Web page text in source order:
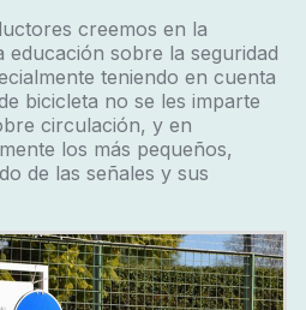
creemos en la
educación sobre la seguridad
teniendo en cuenta
bicicleta no se les imparte
circulación, y en
los más pequeños,
de las señales y sus